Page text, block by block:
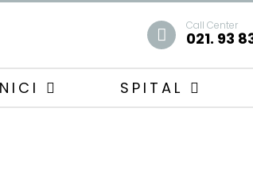
Call Center
021. 93
SPITAL